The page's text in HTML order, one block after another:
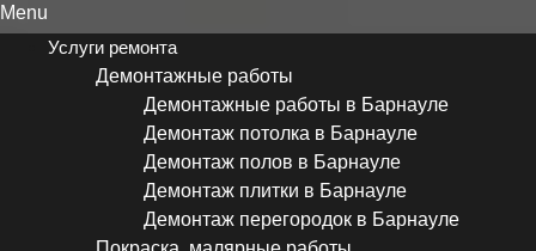
Menu
Услуги ремонта
Демонтажные работы
Демонтажные работы в Барнауле
Демонтаж потолка в Барнауле
Демонтаж полов в Барнауле
Демонтаж плитки в Барнауле
Демонтаж перегородок в Барнауле